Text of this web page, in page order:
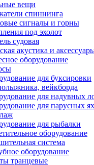
вещи
спиннинга
сигналы и горны
под эхолот
судовая
акустика и
оборудование
для буксировки
вейкборда
для надувных
для парусных
для рыбалки
оборудование
система
оборудование
транцевые